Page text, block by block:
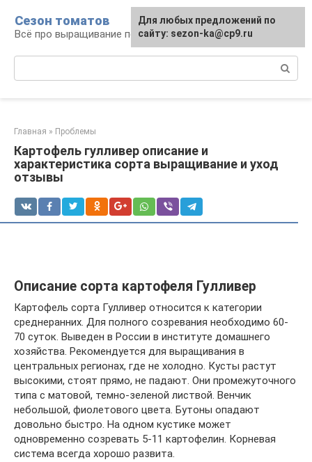
контенту
Сезон томатов
Всё про выращивание помидоров
Главная » Проблемы
Картофель гулливер описание и
характеристика сорта выращивание и уход
отзывы
Описание сорта картофеля Гулливер
Картофель сорта Гулливер относится к категории
среднеранних. Для полного созревания необходимо 60-
70 суток. Выведен в России в институте домашнего
хозяйства. Рекомендуется для выращивания в
центральных регионах, где не холодно. Кусты растут
высокими, стоят прямо, не падают. Они промежуточного
типа с матовой, темно-зеленой листвой. Венчик
небольшой, фиолетового цвета. Бутоны опадают
довольно быстро. На одном кустике может
одновременно созревать 5-11 картофелин. Корневая
система всегда хорошо развита.
Для любых предложений по
сайту: sezon-ka@cp9.ru